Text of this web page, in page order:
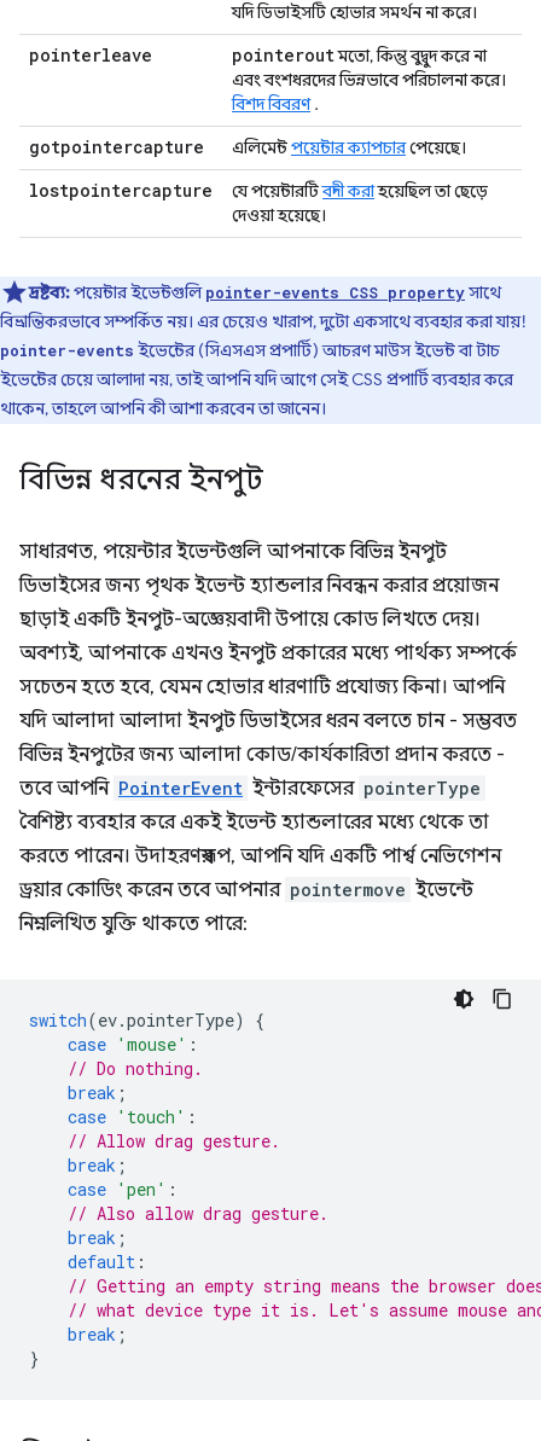
যদি ডিভাইসটি হোভার সমর্থন না করে।
pointerleave pointeroutমতো, কিন্তু বুদ্বুদ করে না
এবং বংশধরদের ভিন্নভাবে পরিচালনা করে।
বিশদ বিবরণ.
gotpointercapture এলিমেন্টপয়েন্টার ক্যাপচারপেয়েছে।
lostpointercapture যে পয়েন্টারটিবন্দী করাহয়েছিল তা ছেড়ে
দেওয়া হয়েছে।
দ্রষ্টব্য:পয়েন্টার ইভেন্টগুলিpointer-events CSS propertyসাথে
বিভ্রান্তিকরভাবে সম্পর্কিত নয়। এর চেয়েও খারাপ, দুটো একসাথে ব্যবহার করা যায়!
pointer-events ইভেন্টের (সিএসএস প্রপার্টি) আচরণ মাউস ইভেন্ট বা টাচ
ইভেন্টের চেয়ে আলাদা নয়, তাই আপনি যদি আগে সেই CSS প্রপার্টি ব্যবহার করে
থাকেন, তাহলে আপনি কী আশা করবেন তা জানেন।
বিভিন্ন ধরনের ইনপুট
সাধারণত, পয়েন্টার ইভেন্টগুলি আপনাকে বিভিন্ন ইনপুট
ডিভাইসের জন্য পৃথক ইভেন্ট হ্যান্ডলার নিবন্ধন করার প্রয়োজন
ছাড়াই একটি ইনপুট-অজ্ঞেয়বাদী উপায়ে কোড লিখতে দেয়।
অবশ্যই, আপনাকে এখনও ইনপুট প্রকারের মধ্যে পার্থক্য সম্পর্কে
সচেতন হতে হবে, যেমন হোভার ধারণাটি প্রযোজ্য কিনা। আপনি
যদি আলাদা আলাদা ইনপুট ডিভাইসের ধরন বলতে চান - সম্ভবত
বিভিন্ন ইনপুটের জন্য আলাদা কোড/কার্যকারিতা প্রদান করতে -
তবে আপনি PointerEvent ইন্টারফেসের pointerType
বৈশিষ্ট্য ব্যবহার করে একই ইভেন্ট হ্যান্ডলারের মধ্যে থেকে তা
করতে পারেন। উদাহরণস্বরূপ, আপনি যদি একটি পার্শ্ব নেভিগেশন
ড্রয়ার কোডিং করেন তবে আপনার pointermove ইভেন্টে
নিম্নলিখিত যুক্তি থাকতে পারে:
switch(ev.pointerType)
{
case 'mouse' :
// Do nothing.
break ;
case 'touch' :
// Allow drag gesture.
break ;
case 'pen' :
// Also allow drag gesture.
break ;
default :
// Getting an empty string means the browser
// what device type it is. Let's assume mouse
break ;
}